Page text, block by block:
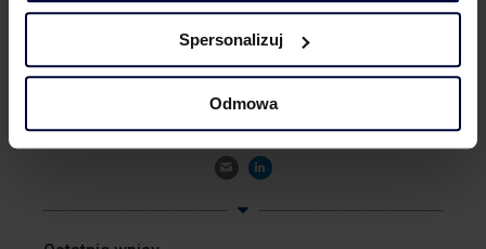
Spersonalizuj
Odmowa
Artur Pływaczyk
Konsultant
Tel.: +48 798 969 977